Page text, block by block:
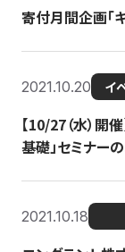
寄付月間企画「
2021.10.20 イ
【10/27（水）開
基礎」セミナー
2021.10.18